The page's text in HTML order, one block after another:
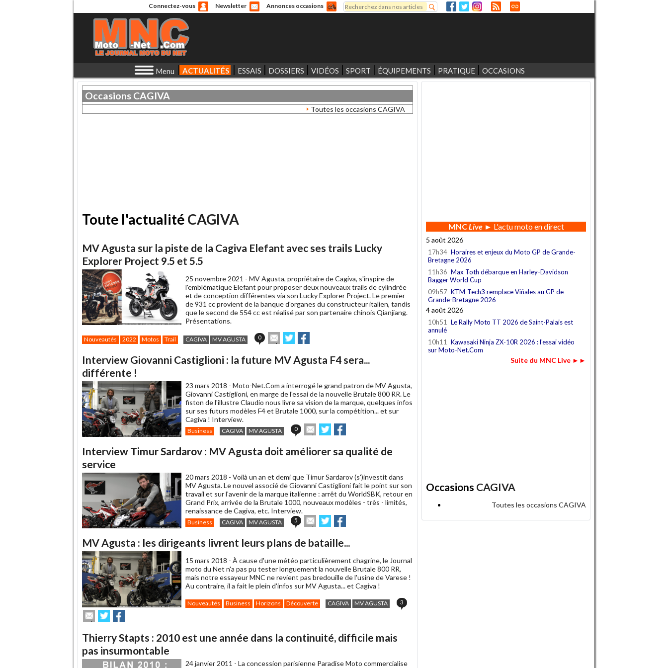
Connectez-vous Newsletter Annonces occasions
Formulaire de recherche
Rechercher
Menu ACTUALITÉS ESSAIS DOSSIERS VIDÉOS SPORT ÉQUIPEMENTS PRATIQUE OCCASIONS
Occasions CAGIVA
Toutes les occasions CAGIVA
Toute l'actualité CAGIVA
MV Agusta sur la piste de la Cagiva Elefant avec ses trails Lucky
Explorer Project 9.5 et 5.5
25 novembre 2021 - MV Agusta, propriétaire de Cagiva, s'inspire de
l'emblématique Elefant pour proposer deux nouveaux trails de cylindrée
et de conception différentes via son Lucky Explorer Project. Le premier
de 931 cc provient de la banque d'organes du constructeur italien, tandis
que le second de 554 cc est réalisé par son partenaire chinois Qianjiang.
Présentations.
Nouveautés 2022 Motos Trail CAGIVA MV AGUSTA 0
Envoyer
cet
à
Partager
sur sur
Interview Giovanni Castiglioni : la future MV Agusta F4 sera...
différente !
23 mars 2018 - Moto-Net.Com a interrogé le grand patron de MV Agusta,
Giovanni Castiglioni, en marge de l'essai de la nouvelle Brutale 800 RR. Le
fiston de l'illustre Claudio nous livre sa vision de la marque, quelques infos
sur ses futurs modèles F4 et Brutale 1000, sur la compétition... et sur
Cagiva ! Interview.
Business CAGIVA MV AGUSTA 0
Envoyer
cet
à
Partager
sur sur
Interview Timur Sardarov : MV Agusta doit améliorer sa qualité de
service
20 mars 2018 - Voilà un an et demi que Timur Sardarov (s')investit dans
MV Agusta. Le nouvel associé de Giovanni Castiglioni fait le point sur son
travail et sur l'avenir de la marque italienne : arrêt du WorldSBK, retour en
Grand Prix, arrivée de la Brutale 1000, nouveaux modèles - très - limités,
renaissance de Cagiva, etc. Interview.
Business CAGIVA MV AGUSTA 5
Envoyer
cet
à
ami
Partager
sur sur
MV Agusta : les dirigeants livrent leurs plans de bataille...
15 mars 2018 - À cause d'une météo particulièrement chagrine, le Journal
moto du Net n'a pas pu tester longuement la nouvelle Brutale 800 RR,
mais notre essayeur MNC ne revient pas bredouille de l'usine de Varese !
Au contraire, il a fait le plein d'infos sur MV Agusta... et Cagiva !
Nouveautés Business Horizons Découverte CAGIVA MV AGUSTA 3
Envoyer
cet
un
ami
Partager
sur
sur
Thierry Stapts : 2010 est une année dans la continuité, difficile mais
pas insurmontable
24 janvier 2011 - La concession parisienne Paradise Moto commercialise
MNCLive► L'actu moto en direct
5 août 2026
17h34 Horaires et enjeux du Moto GP de Grande-
Bretagne 2026
11h36 Max Toth débarque en Harley-Davidson
Bagger World Cup
09h57 KTM-Tech3 remplace Viñales au GP de
Grande-Bretagne 2026
4 août 2026
10h51
Le Rally Moto TT 2026 de Saint-Palais est
annulé
10h11
Kawasaki Ninja ZX-10R 2026 : l'essai vidéo
sur Moto-Net.Com
Suite du MNC Live ►►
Occasions CAGIVA
Toutes les occasions CAGIVA